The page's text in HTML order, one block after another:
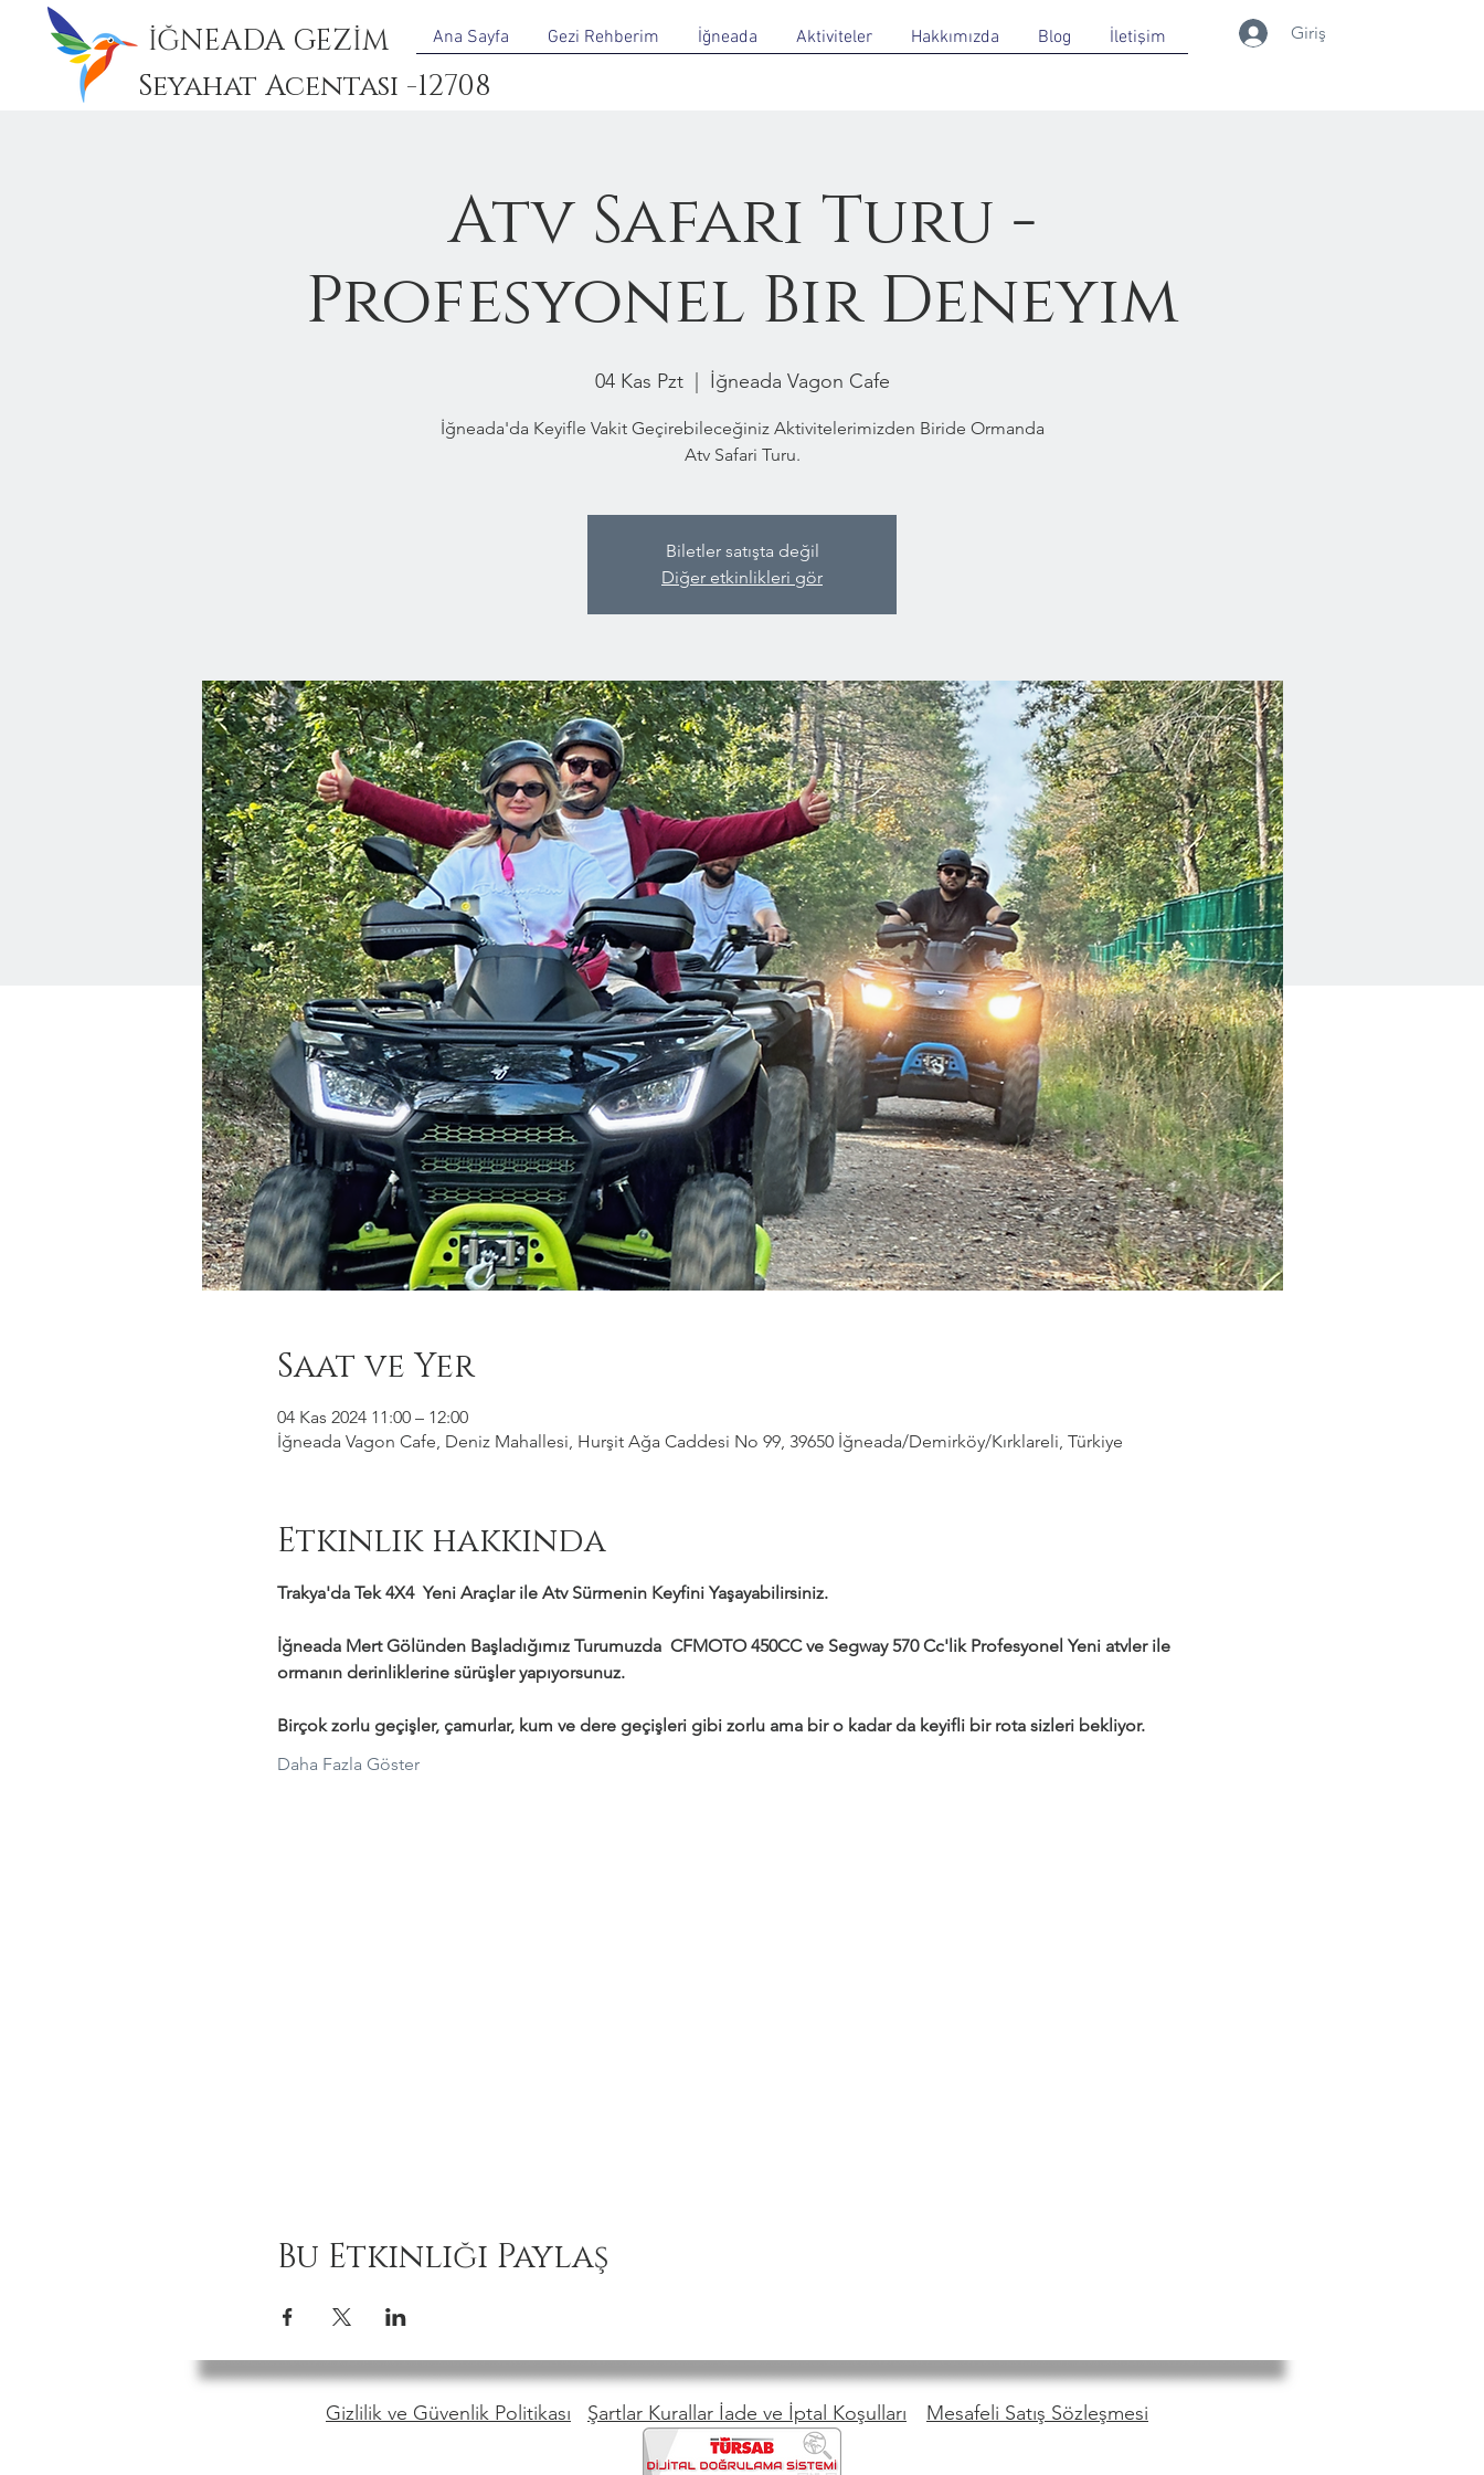
İĞNEADA GEZİM
Seyahat Acentası -12708
Ana Sayfa Gezi Rehberim İğneada Aktiviteler Hakkımızda Blog İletişim Giriş
Atv Safari Turu -
Profesyonel Bir Deneyim
04 Kas Pzt
  |
İğneada Vagon Cafe
İğneada'da Keyifle Vakit Geçirebileceğiniz Aktivitelerimizden Biride Ormanda
Atv Safari Turu.
Biletler satışta değil
Diğer etkinlikleri gör
Saat ve Yer
04 Kas 2024 11:00 – 12:00
İğneada Vagon Cafe, Deniz Mahallesi, Hurşit Ağa Caddesi No 99, 39650 İğneada/Demirköy/Kırklareli, Türkiye
Etkinlik hakkında
Trakya'da Tek 4X4  Yeni Araçlar ile Atv Sürmenin Keyfini Yaşayabilirsiniz.
İğneada Mert Gölünden Başladığımız Turumuzda  CFMOTO 450CC ve Segway 570 Cc'lik Profesyonel Yeni atvler ile
ormanın derinliklerine sürüşler yapıyorsunuz.
Birçok zorlu geçişler, çamurlar, kum ve dere geçişleri gibi zorlu ama bir o kadar da keyifli bir rota sizleri bekliyor.
Daha Fazla Göster
Bu Etkinliği Paylaş
Gizlilik ve Güvenlik Politikası Şartlar Kurallar İade ve İptal Koşulları Mesafeli Satış Sözleşmesi